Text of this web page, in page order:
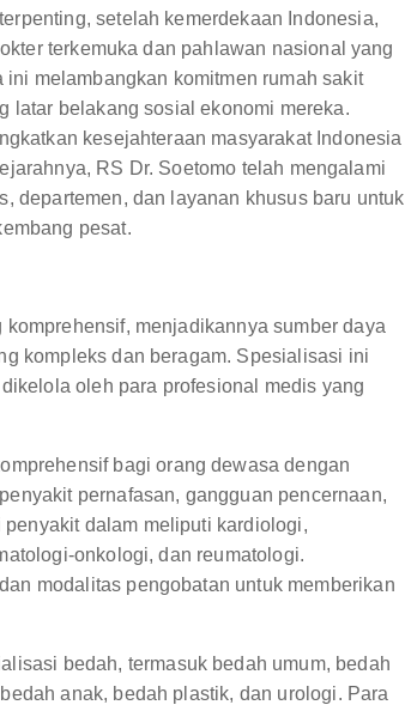
setelah kemerdekaan Indonesia,
terkemuka dan pahlawan nasional yang
melambangkan komitmen rumah sakit
latar belakang sosial ekonomi mereka.
kesejahteraan masyarakat Indonesia
RS Dr. Soetomo telah mengalami
departemen, dan layanan khusus baru untuk
pesat.
menjadikannya sumber daya
kompleks dan beragam. Spesialisasi ini
oleh para profesional medis yang
bagi orang dewasa dengan
pernafasan, gangguan pencernaan,
dalam meliputi kardiologi,
onkologi, dan reumatologi.
modalitas pengobatan untuk memberikan
bedah, termasuk bedah umum, bedah
anak, bedah plastik, dan urologi. Para